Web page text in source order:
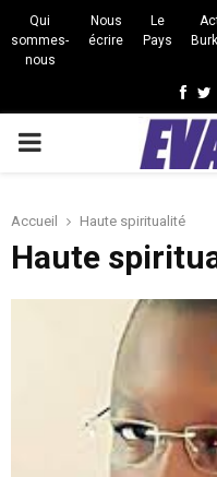
Qui
sommes-
nous
Nous
écrire
Le
Pays
PRIMARY
Accueil Haute spiritualité
Haute